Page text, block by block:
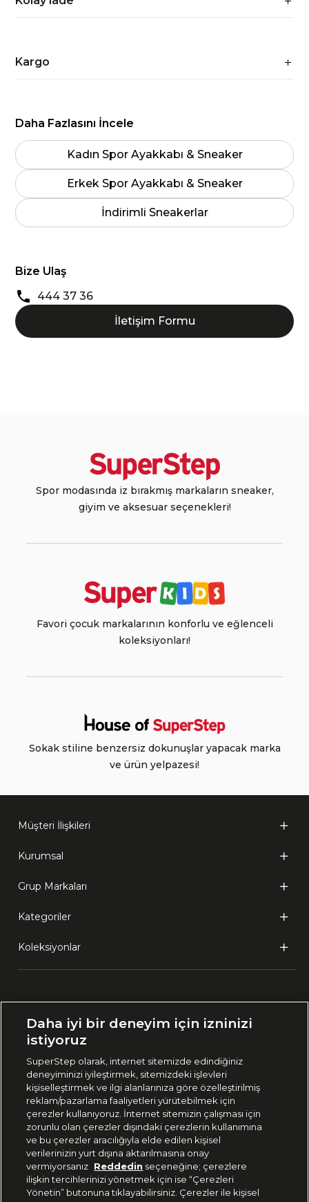
Kargo
Daha Fazlasını İncele
Kadın Spor Ayakkabı & Sneaker
Erkek Spor Ayakkabı & Sneaker
İndirimli Sneakerlar
Bize Ulaş
444 37 36
İletişim Formu
Spor modasında iz bırakmış markaların sneaker,
giyim ve aksesuar seçenekleri!
Favori çocuk markalarının konforlu ve eğlenceli
koleksiyonları!
Sokak stiline benzersiz dokunuşlar yapacak marka
ve ürün yelpazesi!
Müşteri İlişkileri
Kurumsal
Grup Markaları
Kategoriler
Koleksiyonlar
🇹🇷 Türkiye
444 37 36
Uygulamadan Takip Edin
Daha iyi bir deneyim için izninizi
istiyoruz
SuperStep olarak, internet sitemizde edindiğiniz
deneyiminizi iyileştirmek, sitemizdeki işlevleri
kişiselleştirmek ve ilgi alanlarınıza göre özelleştirilmiş
reklam/pazarlama faaliyetleri yürütebilmek için
çerezler kullanıyoruz. İnternet sitemizin çalışması için
zorunlu olan çerezler dışındaki çerezlerin kullanımına
ve bu çerezler aracılığıyla elde edilen kişisel
verilerinizin yurt dışına aktarılmasına onay
vermiyorsanız Reddedin seçeneğine; çerezlere
ilişkin tercihlerinizi yönetmek için ise “Çerezleri
Yönetin” butonuna tıklayabilirsiniz. Çerezler ile kişisel